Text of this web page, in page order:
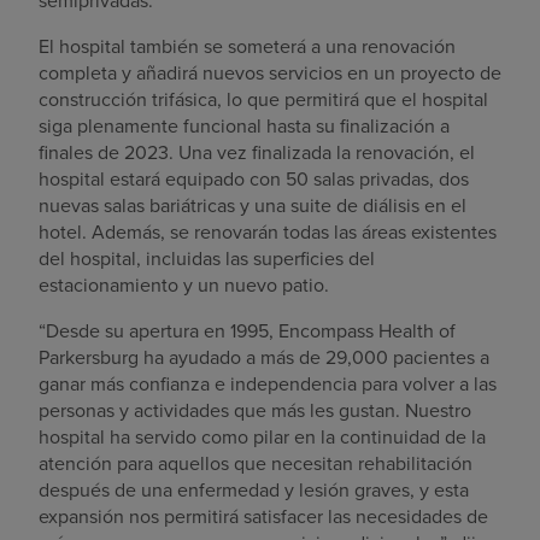
El hospital también se someterá a una renovación
completa y añadirá nuevos servicios en un proyecto de
construcción trifásica, lo que permitirá que el hospital
siga plenamente funcional hasta su finalización a
finales de 2023. Una vez finalizada la renovación, el
hospital estará equipado con 50 salas privadas, dos
nuevas salas bariátricas y una suite de diálisis en el
hotel. Además, se renovarán todas las áreas existentes
del hospital, incluidas las superficies del
estacionamiento y un nuevo patio.
“Desde su apertura en 1995, Encompass Health of
Parkersburg ha ayudado a más de 29,000 pacientes a
ganar más confianza e independencia para volver a las
personas y actividades que más les gustan. Nuestro
hospital ha servido como pilar en la continuidad de la
atención para aquellos que necesitan rehabilitación
después de una enfermedad y lesión graves, y esta
expansión nos permitirá satisfacer las necesidades de